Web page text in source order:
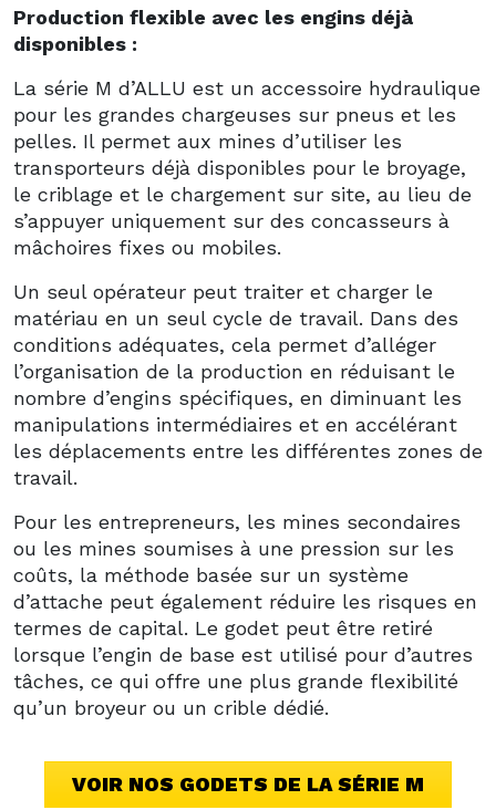
Production flexible avec les engins déjà
disponibles :
La série M d’ALLU est un accessoire hydraulique
pour les grandes chargeuses sur pneus et les
pelles. Il permet aux mines d’utiliser les
transporteurs déjà disponibles pour le broyage,
le criblage et le chargement sur site, au lieu de
s’appuyer uniquement sur des concasseurs à
mâchoires fixes ou mobiles.
Un seul opérateur peut traiter et charger le
matériau en un seul cycle de travail. Dans des
conditions adéquates, cela permet d’alléger
l’organisation de la production en réduisant le
nombre d’engins spécifiques, en diminuant les
manipulations intermédiaires et en accélérant
les déplacements entre les différentes zones de
travail.
Pour les entrepreneurs, les mines secondaires
ou les mines soumises à une pression sur les
coûts, la méthode basée sur un système
d’attache peut également réduire les risques en
termes de capital. Le godet peut être retiré
lorsque l’engin de base est utilisé pour d’autres
tâches, ce qui offre une plus grande flexibilité
qu’un broyeur ou un crible dédié.
VOIR NOS GODETS DE LA SÉRIE M